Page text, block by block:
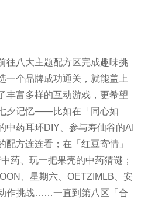
往八大主题配方区完成趣味挑
一个品牌成功通关，就能盖上
丰富多样的互动游戏，更希望
夕记忆——比如在「同心如
中药耳环DIY、参与寿仙谷的AI
方连连看；在「红豆寄情」
药、玩一把果壳的中药猜谜；
、星期六、OETZIMLB、安
作挑战……一直到第八区「合